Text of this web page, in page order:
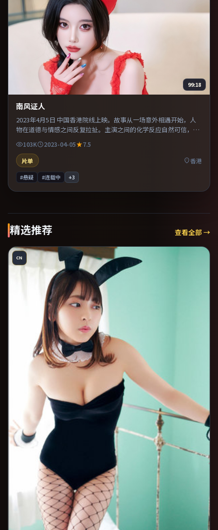
99:18
南风证人
2023年4月5日 中国香港院线上映。故事从一场意外相遇开始，人
物在道德与情感之间反复拉扯。主演之间的化学反应自然可信，对
103K 2023-04-05
7.5
片单
香港
#悬疑 #连载中 +3
精选推荐 查看全部 →
CN